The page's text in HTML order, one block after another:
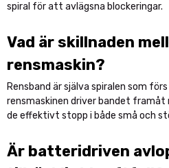
spiral för att avlägsna blockeringar.
Vad är skillnaden
rensmaskin?
Rensband är själva spiralen som
rensmaskinen driver bandet framåt
de effektivt stopp i både små och
Är batteridriven